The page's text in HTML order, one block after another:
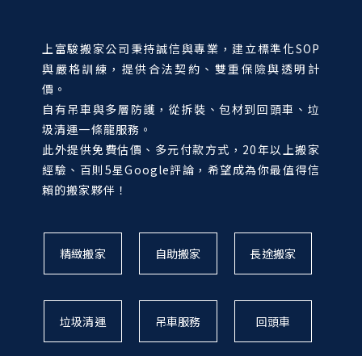
上富駿搬家公司秉持誠信與專業，建立標準化SOP
與嚴格訓練，提供合法契約、雙重保險與透明計
價。
自有吊車與多層防護，從拆裝、包材到回頭車、垃
圾清運一條龍服務。
此外提供免費估價、多元付款方式，20年以上搬家
經驗、百則5星Google評論，希望成為你最值得信
賴的搬家夥伴！
精緻搬家 自助搬家 長途搬家
垃圾清運 吊車服務 回頭車